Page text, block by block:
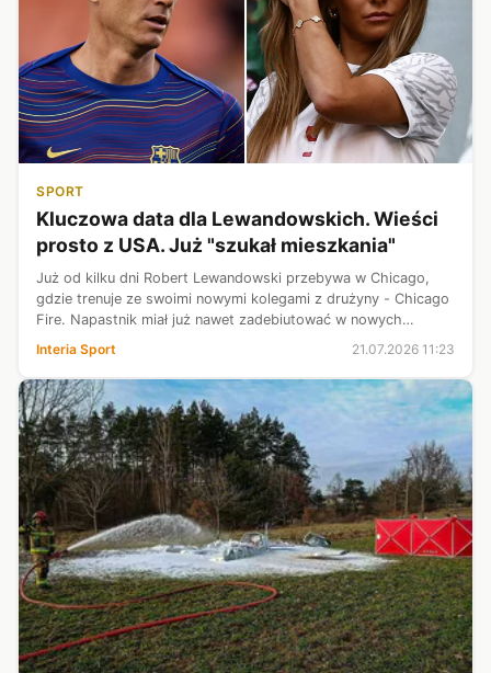
SPORT
Kluczowa data dla Lewandowskich. Wieści
prosto z USA. Już "szukał mieszkania"
Już od kilku dni Robert Lewandowski przebywa w Chicago,
gdzie trenuje ze swoimi nowymi kolegami z drużyny - Chicago
Fire. Napastnik miał już nawet zadebiutować w nowych
przełożone. Co ciekawe, w USA...
Interia Sport 21.07.2026 11:23